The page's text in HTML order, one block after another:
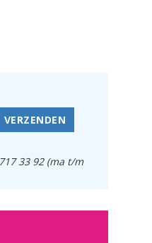
VERZENDEN
33 92 (ma t/m